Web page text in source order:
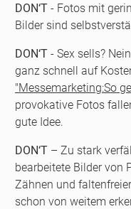
DON‘T - Fotos mit
Bilder sind
DON‘T - Sex sells?
ganz schnell auf
"Messemarketing:So
provokative Fotos
gute Idee.
DON‘T – Zu stark
bearbeitete Bilder von
Zähnen und
schon von weitem